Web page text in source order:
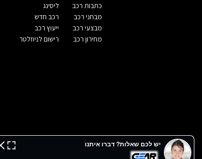
כתבות רכב
מבחני רכב
מבצעי רכב
מחירון רכב
ליסינג
רכב חדש
ייעוץ רכב
רישום לניוזלטר